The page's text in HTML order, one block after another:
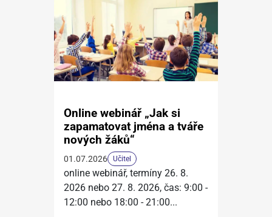
Online webinář „Jak si
zapamatovat jména a tváře
nových žáků“
01.07.2026 Učitel
online webinář, termíny 26. 8.
2026 nebo 27. 8. 2026, čas: 9:00 -
12:00 nebo 18:00 - 21:00...